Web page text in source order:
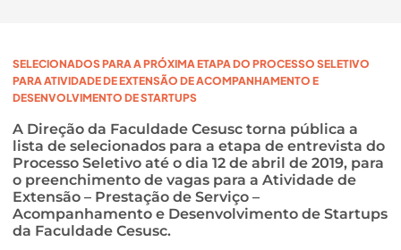
SELECIONADOS PARA A PRÓXIMA ETAPA DO PROCESSO SELETIVO
PARA ATIVIDADE DE EXTENSÃO DE ACOMPANHAMENTO E
DESENVOLVIMENTO DE STARTUPS
A Direção da Faculdade Cesusc torna pública a
lista de selecionados para a etapa de entrevista do
Processo Seletivo até o dia 12 de abril de 2019, para
o preenchimento de vagas para a Atividade de
Extensão – Prestação de Serviço –
Acompanhamento e Desenvolvimento de Startups
da Faculdade Cesusc.